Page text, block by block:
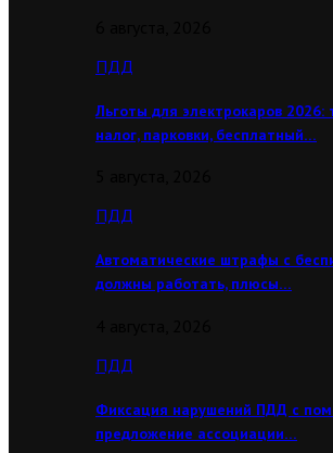
ПДД
Льготы для электрокаров 2026:
налог, парковки, бесплатный…
ПДД
Автоматические штрафы с
должны работать, плюсы…
ПДД
Фиксация нарушений ПДД с
предложение ассоциации…